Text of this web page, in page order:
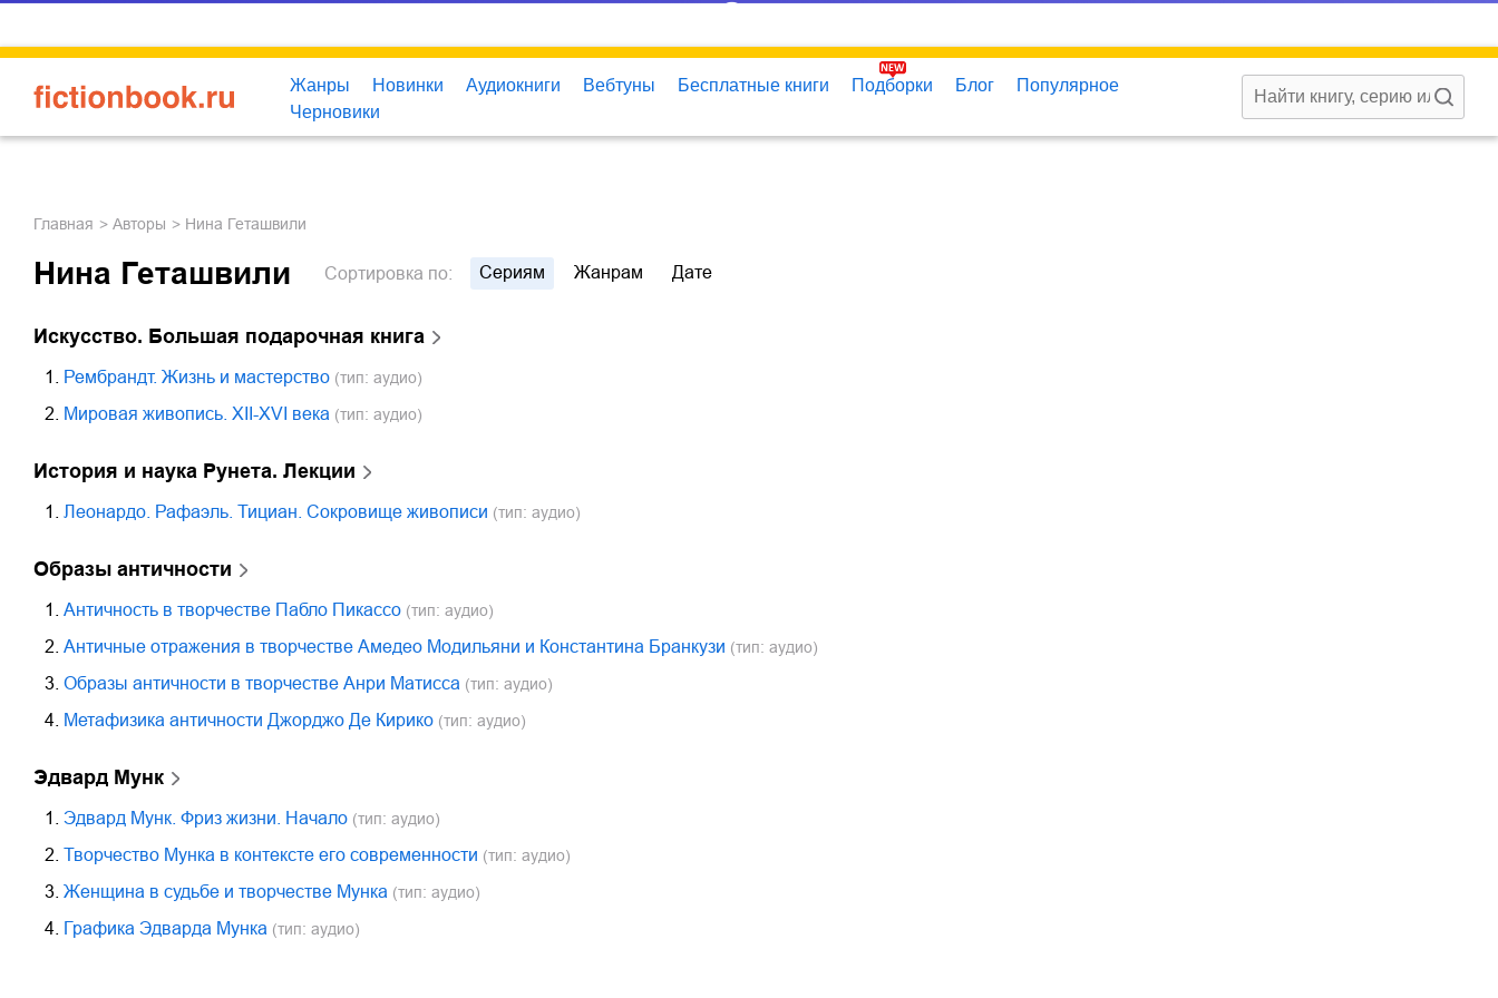
Жанры Новинки Аудиокниги Вебтуны Бесплатные книги Подборки Блог
Популярное
Черновики
Главная Авторы Нина Геташвили
Нина Геташвили Сортировка по: Сериям Жанрам Дате
Искусство. Большая подарочная книга
1. Рембрандт. Жизнь и мастерство (тип: аудио)
2. Мировая живопись. XII-XVI века (тип: аудио)
История и наука Рунета. Лекции
1. Леонардо. Рафаэль. Тициан. Сокровище живописи (тип: аудио)
Образы античности
1. Античность в творчестве Пабло Пикассо (тип: аудио)
2. Античные отражения в творчестве Амедео Модильяни и Константина Бранкузи (тип: аудио)
3. Образы античности в творчестве Анри Матисса (тип: аудио)
4. Метафизика античности Джорджо Де Кирико (тип: аудио)
Эдвард Мунк
1. Эдвард Мунк. Фриз жизни. Начало (тип: аудио)
2. Творчество Мунка в контексте его современности (тип: аудио)
3. Женщина в судьбе и творчестве Мунка (тип: аудио)
4. Графика Эдварда Мунка (тип: аудио)